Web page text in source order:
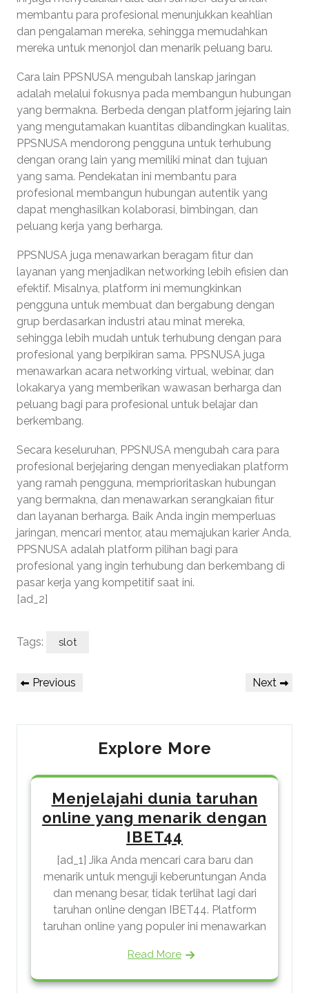
membantu para profesional menunjukkan keahlian
dan pengalaman mereka, sehingga memudahkan
mereka untuk menonjol dan menarik peluang baru.
Cara lain PPSNUSA mengubah lanskap jaringan
adalah melalui fokusnya pada membangun hubungan
yang bermakna. Berbeda dengan platform jejaring lain
yang mengutamakan kuantitas dibandingkan kualitas,
PPSNUSA mendorong pengguna untuk terhubung
dengan orang lain yang memiliki minat dan tujuan
yang sama. Pendekatan ini membantu para
profesional membangun hubungan autentik yang
dapat menghasilkan kolaborasi, bimbingan, dan
peluang kerja yang berharga.
PPSNUSA juga menawarkan beragam fitur dan
layanan yang menjadikan networking lebih efisien dan
efektif. Misalnya, platform ini memungkinkan
pengguna untuk membuat dan bergabung dengan
grup berdasarkan industri atau minat mereka,
sehingga lebih mudah untuk terhubung dengan para
profesional yang berpikiran sama. PPSNUSA juga
menawarkan acara networking virtual, webinar, dan
lokakarya yang memberikan wawasan berharga dan
peluang bagi para profesional untuk belajar dan
berkembang.
Secara keseluruhan, PPSNUSA mengubah cara para
profesional berjejaring dengan menyediakan platform
yang ramah pengguna, memprioritaskan hubungan
yang bermakna, dan menawarkan serangkaian fitur
dan layanan berharga. Baik Anda ingin memperluas
jaringan, mencari mentor, atau memajukan karier Anda,
PPSNUSA adalah platform pilihan bagi para
profesional yang ingin terhubung dan berkembang di
pasar kerja yang kompetitif saat ini.
[ad_2]
Tags: slot
Post
Previous
Previous
Next
Next
Explore More
Menjelajahi dunia taruhan
online yang menarik dengan
IBET44
[ad_1] Jika Anda mencari cara baru dan
menarik untuk menguji keberuntungan Anda
dan menang besar, tidak terlihat lagi dari
taruhan online dengan IBET44. Platform
taruhan online yang populer ini menawarkan
Read More